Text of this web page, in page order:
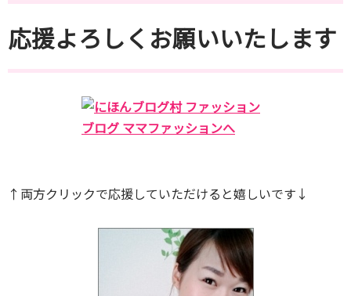
応援よろしくお願いいたします
↑両方クリックで応援していただけると嬉しいです↓